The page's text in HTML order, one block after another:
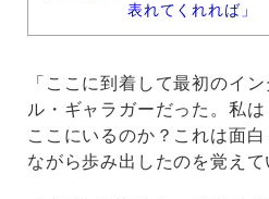
表れてくれれば」
「ここに到着して最初のイ
ル・ギャラガーだった。私
ここにいるのか？これは面
ながら歩み出したのを覚えて